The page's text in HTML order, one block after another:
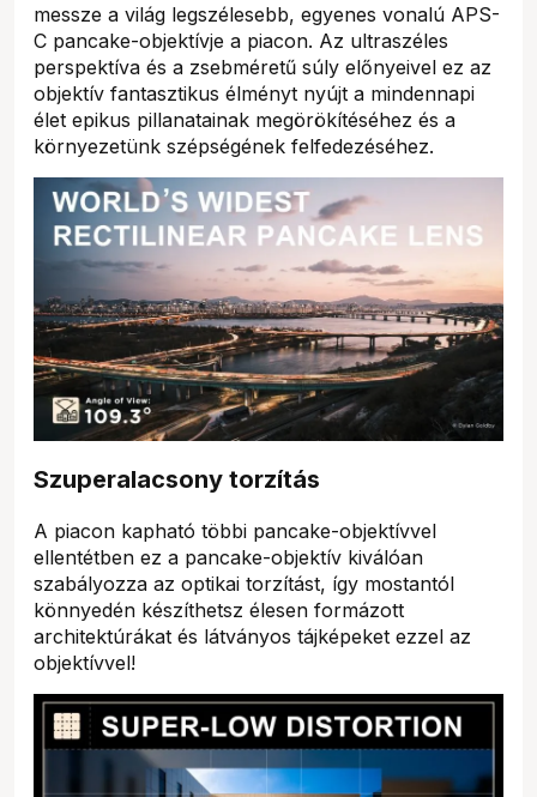
messze a világ legszélesebb, egyenes vonalú APS-
C pancake-objektívje a piacon. Az ultraszéles
perspektíva és a zsebméretű súly előnyeivel ez az
objektív fantasztikus élményt nyújt a mindennapi
élet epikus pillanatainak megörökítéséhez és a
környezetünk szépségének felfedezéséhez.
Szuperalacsony torzítás
A piacon kapható többi pancake-objektívvel
ellentétben ez a pancake-objektív kiválóan
szabályozza az optikai torzítást, így mostantól
könnyedén készíthetsz élesen formázott
architektúrákat és látványos tájképeket ezzel az
objektívvel!